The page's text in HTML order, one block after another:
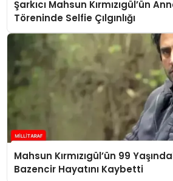
Şarkıcı Mahsun Kırmızıgül’ün
Töreninde Selfie Çılgınlığı
Mahsun Kırmızıgül’ün 99
Bazencir Hayatını Kaybetti